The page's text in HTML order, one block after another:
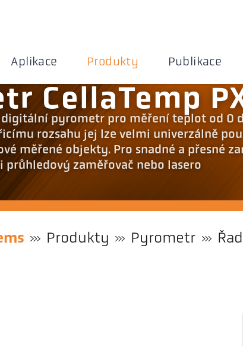
Aplikace Produkty Publikace
CellaTemp
digitální pyrometr pro měření teplot od 0
rozsahu jej lze velmi univerzálně
měřené objekty. Pro snadné a přesné
průhledový zaměřovač nebo lasero
Produkty Pyrometr